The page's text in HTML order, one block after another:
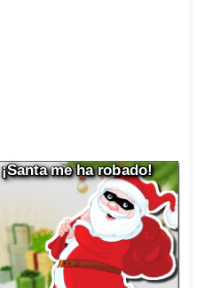
¡Santa me ha robado!